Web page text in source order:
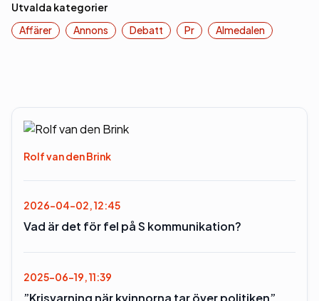
Utvalda kategorier
Affärer
Annons Debatt Pr Almedalen
Rolf van den Brink
2026-04-02, 12:45
Vad är det för fel på S kommunikation?
2025-06-19, 11:39
”Krisvarning när kvinnorna tar över politiken”